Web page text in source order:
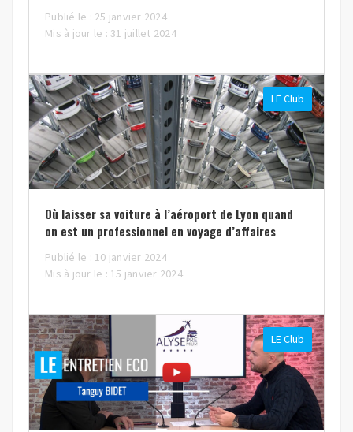
Publié le : 25 janvier 2024
Mis à jour le : 31 juillet 2024
LE Club
Où laisser sa voiture à l’aéroport de Lyon quand
on est un professionnel en voyage d’affaires
Publié le : 10 janvier 2024
Mis à jour le : 15 janvier 2024
LE Club